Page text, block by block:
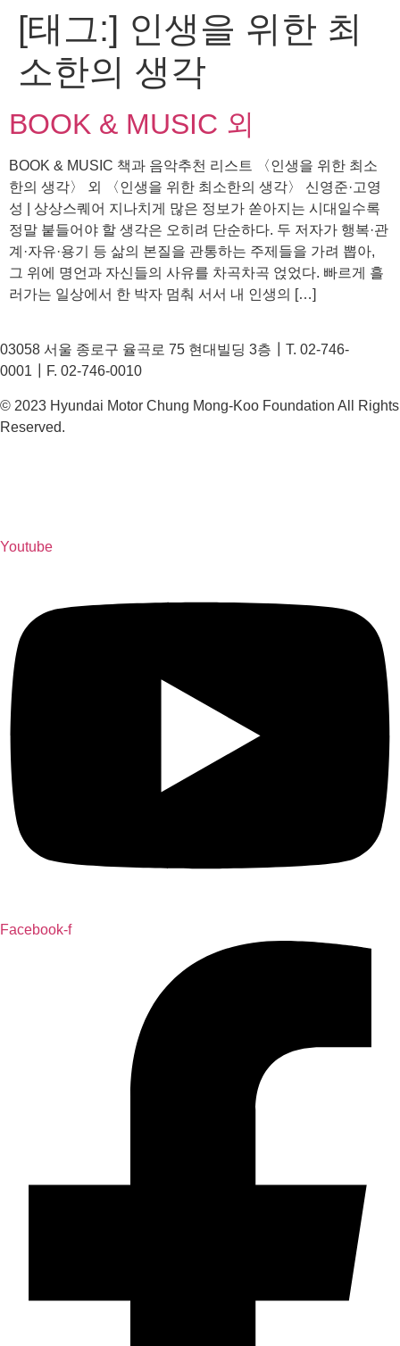
너
기
[태그:] 인생을 위한 최
소한의 생각
BOOK & MUSIC 외
BOOK & MUSIC 책과 음악추천 리스트 〈인생을 위한 최소
한의 생각〉 외 〈인생을 위한 최소한의 생각〉 신영준·고영
성 | 상상스퀘어 지나치게 많은 정보가 쏟아지는 시대일수록
정말 붙들어야 할 생각은 오히려 단순하다. 두 저자가 행복·관
계·자유·용기 등 삶의 본질을 관통하는 주제들을 가려 뽑아,
그 위에 명언과 자신들의 사유를 차곡차곡 얹었다. 빠르게 흘
러가는 일상에서 한 박자 멈춰 서서 내 인생의 […]
03058 서울 종로구 율곡로 75 현대빌딩 3층┃T. 02-746-
0001┃F. 02-746-0010
© 2023 Hyundai Motor Chung Mong-Koo Foundation All Rights
Reserved.
Youtube
Facebook-f